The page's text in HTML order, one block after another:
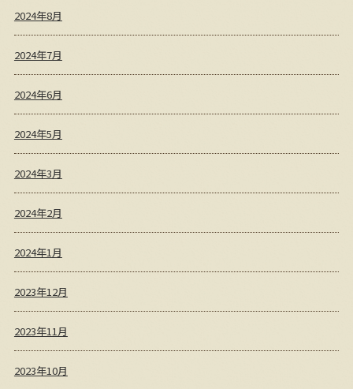
2024年8月
2024年7月
2024年6月
2024年5月
2024年3月
2024年2月
2024年1月
2023年12月
2023年11月
2023年10月